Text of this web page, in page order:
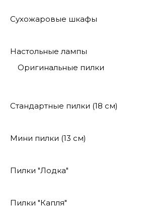
Сухожаровые шкафы
Настольные лампы
Оригинальные пилки
Стандартные пилки (18 см)
Мини пилки (13 см)
Пилки "Лодка"
Пилки "Капля"